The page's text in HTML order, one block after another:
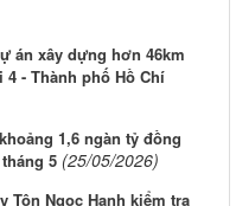
án xây dựng hơn 46km
- Thành phố Hồ Chí
1,6 ngàn tỷ đồng
5 (25/05/2026)
Tôn Ngọc Hạnh kiểm tra